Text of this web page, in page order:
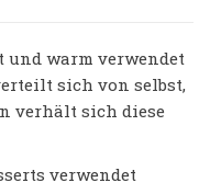
und warm verwendet
sich von selbst,
verhält sich diese
verwendet